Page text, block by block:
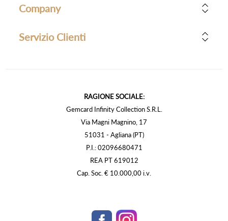
Company
Servizio Clienti
RAGIONE SOCIALE:
Gemcard Infinity Collection S.R.L.
Via Magni Magnino, 17
51031 - Agliana (PT)
P.I.: 02096680471
REA PT 619012
Cap. Soc. € 10.000,00 i.v.